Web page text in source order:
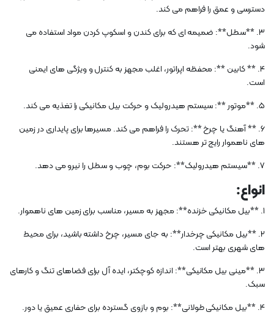
دسترسی و عمق را فراهم می کند.
3. **سطل**: ضمیمه ای که برای کندن و اسکوپ کردن مواد استفاده می
شود.
4. ** کابین **: محفظه اپراتور، اغلب مجهز به کنترل و ویژگی های ایمنی
است.
5. **موتور **: سیستم هیدرولیک و حرکت بیل مکانیکی را تغذیه می کند.
6. ** آهنگ یا چرخ **: تحرک را فراهم می کند. مسیرها برای پایداری در زمین
های ناهموار رایج تر هستند.
7. **سیستم هیدرولیک**: حرکت بوم، چوب و سطل را نیرو می دهد.
انواع:
1. **بیل مکانیکی خزنده**: مجهز به مسیر، مناسب برای زمین های ناهموار.
2. **بیل مکانیکی چرخدار**: به جای مسیر، چرخ داشته باشید، برای محیط
های شهری بهتر است.
3. **مینی بیل مکانیکی**: اندازه کوچکتر، ایده آل برای فضاهای تنگ و کارهای
سبک.
4. **بیل مکانیکی طولانی**: بوم و بازوی گسترده برای حفاری عمیق یا دور.